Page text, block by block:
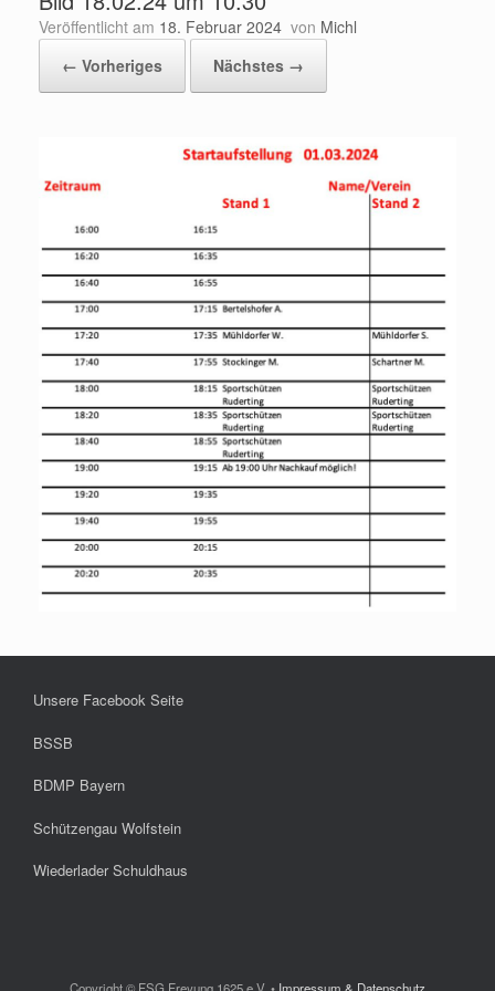
Veröffentlicht am 18. Februar 2024 von Michl
← Vorheriges
Nächstes →
Unsere Facebook Seite
BSSB
BDMP Bayern
Schützengau Wolfstein
Wiederlader Schuldhaus
Copyright © FSG Freyung 1625 e.V. • Impressum & Datenschutz